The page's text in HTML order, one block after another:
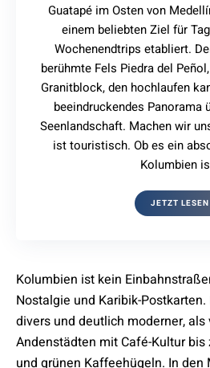
Guatapé im Osten von
einem beliebten Ziel für
Wochenendtrips etabliert.
berühmte Fels Piedra del
Granitblock, den hochlaufen
beeindruckendes Panorama
Seenlandschaft. Machen wir
ist touristisch. Ob es ein
Kolumbien
JETZT LESEN
Kolumbien ist kein
Nostalgie und Karibik-
divers und deutlich moderner,
Andenstädten mit Café-Kultur
und grünen Kaffeehügeln. In